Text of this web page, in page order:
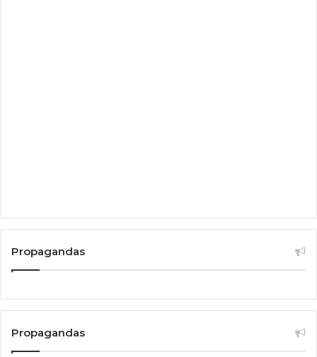
Propagandas
Propagandas